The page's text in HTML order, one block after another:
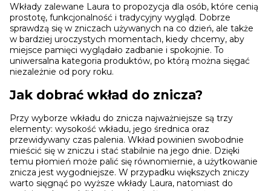
Wkłady zalewane Laura to propozycja dla osób, które cenią
prostotę, funkcjonalność i tradycyjny wygląd. Dobrze
sprawdzą się w zniczach używanych na co dzień, ale także
w bardziej uroczystych momentach, kiedy chcemy, aby
miejsce pamięci wyglądało zadbanie i spokojnie. To
uniwersalna kategoria produktów, po którą można sięgać
niezależnie od pory roku.
Jak dobrać wkład do znicza?
Przy wyborze wkładu do znicza najważniejsze są trzy
elementy: wysokość wkładu, jego średnica oraz
przewidywany czas palenia. Wkład powinien swobodnie
mieścić się w zniczu i stać stabilnie na jego dnie. Dzięki
temu płomień może palić się równomiernie, a użytkowanie
znicza jest wygodniejsze. W przypadku większych zniczy
warto sięgnąć po wyższe wkłady Laura, natomiast do